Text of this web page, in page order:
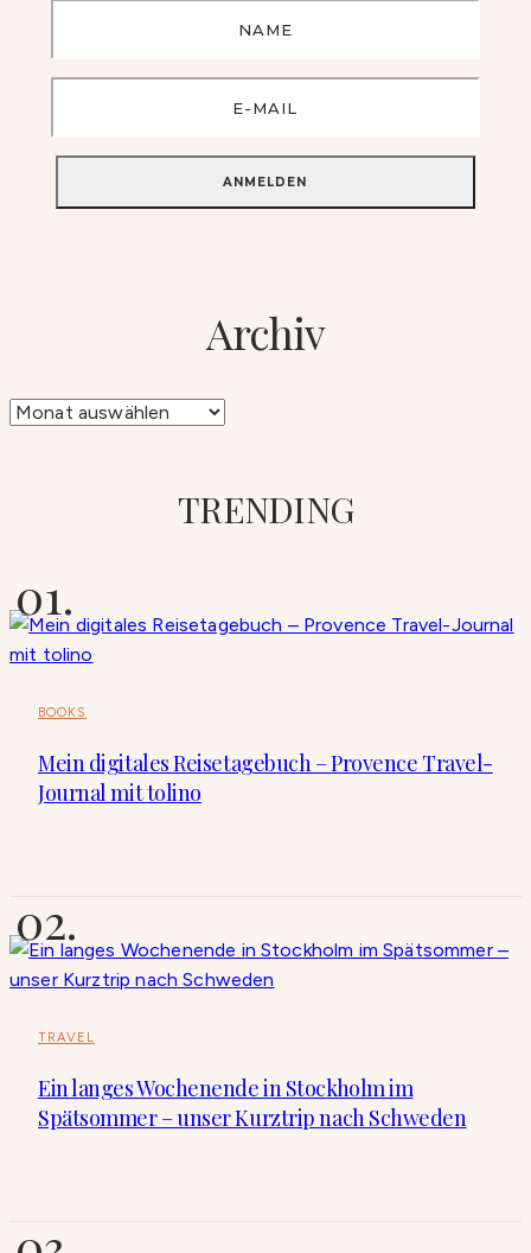
Archiv
Archiv
TRENDING
BOOKS
Mein digitales Reisetagebuch – Provence Travel-
Journal mit tolino
TRAVEL
Ein langes Wochenende in Stockholm im
Spätsommer – unser Kurztrip nach Schweden